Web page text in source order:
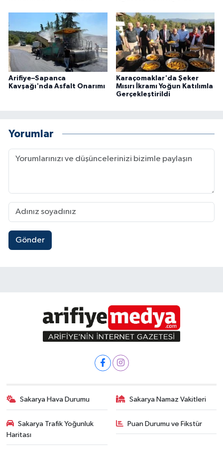
Arifiye–Sapanca
Kavşağı'nda Asfalt Onarımı
Karaçomaklar'da Şeker
Mısırı İkramı Yoğun Katılımla
Gerçekleştirildi
Yorumlar
Gönder
Sakarya Hava Durumu Sakarya Namaz Vakitleri
Sakarya Trafik Yoğunluk
Haritası
Puan Durumu ve Fikstür